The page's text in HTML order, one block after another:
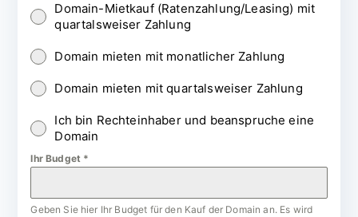
Domain-Mietkauf (Ratenzahlung/Leasing) mit
quartalsweiser Zahlung
Domain mieten mit monatlicher Zahlung
Domain mieten mit quartalsweiser Zahlung
Ich bin Rechteinhaber und beanspruche eine
Domain
Ihr Budget *
Geben Sie hier Ihr Budget für den Kauf der Domain an. Es wird